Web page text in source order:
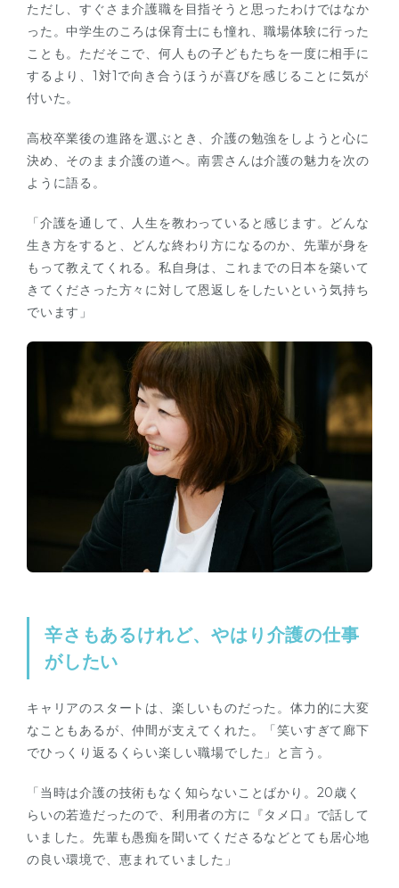
ただし、すぐさま介護職を目指そうと思ったわけではなか
った。中学生のころは保育士にも憧れ、職場体験に行った
ことも。ただそこで、何人もの子どもたちを一度に相手に
するより、1対1で向き合うほうが喜びを感じることに気が
付いた。
高校卒業後の進路を選ぶとき、介護の勉強をしようと心に
決め、そのまま介護の道へ。南雲さんは介護の魅力を次の
ように語る。
「介護を通して、人生を教わっていると感じます。どんな
生き方をすると、どんな終わり方になるのか、先輩が身を
もって教えてくれる。私自身は、これまでの日本を築いて
きてくださった方々に対して恩返しをしたいという気持ち
でいます」
辛さもあるけれど、やはり介護の仕事
がしたい
キャリアのスタートは、楽しいものだった。体力的に大変
なこともあるが、仲間が支えてくれた。「笑いすぎて廊下
でひっくり返るくらい楽しい職場でした」と言う。
「当時は介護の技術もなく知らないことばかり。20歳く
らいの若造だったので、利用者の方に『タメ口』で話して
いました。先輩も愚痴を聞いてくださるなどとても居心地
の良い環境で、恵まれていました」